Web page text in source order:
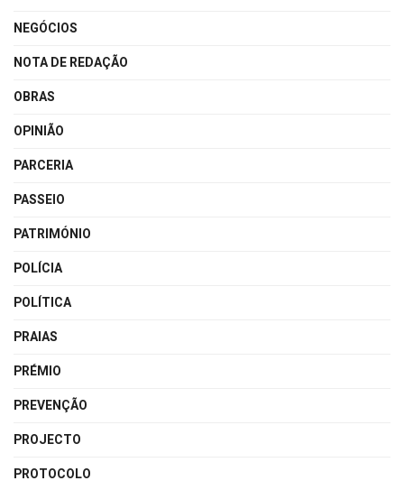
NEGÓCIOS
NOTA DE REDAÇÃO
OBRAS
OPINIÃO
PARCERIA
PASSEIO
PATRIMÓNIO
POLÍCIA
POLÍTICA
PRAIAS
PRÉMIO
PREVENÇÃO
PROJECTO
PROTOCOLO